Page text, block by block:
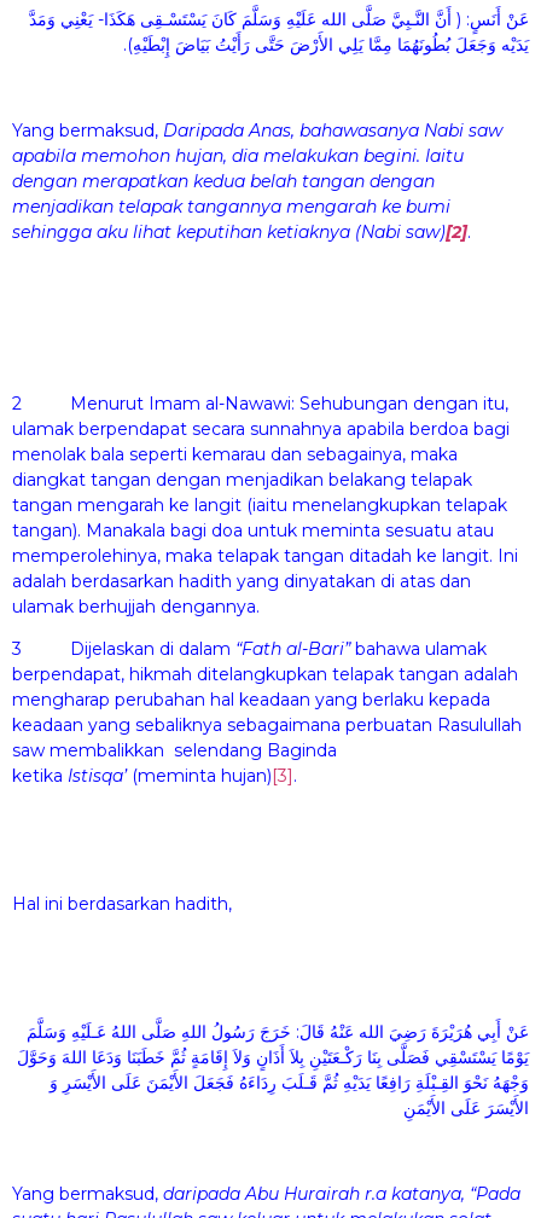
عَنْ أَنَسٍ: ( أَنَّ النَّـبِيَّ صَلَّى الله عَلَيْهِ وَسَلَّمَ كَانَ يَسْتَسْـقِى هَكَذَا- يَعْنِي وَمَدَّ
يَدَيْه وَجَعَلَ بُطُونَهُمَا مِمَّا يَلِي الأَرْضَ حَتَّى رَأَيْتُ بَيَاضَ إِبْطَيْهِ).
Yang bermaksud, Daripada Anas, bahawasanya Nabi saw
apabila memohon hujan, dia melakukan begini. Iaitu
dengan merapatkan kedua belah tangan dengan
menjadikan telapak tangannya mengarah ke bumi
sehingga aku lihat keputihan ketiaknya (Nabi saw)[2].
2 Menurut Imam al-Nawawi: Sehubungan dengan itu,
ulamak berpendapat secara sunnahnya apabila berdoa bagi
menolak bala seperti kemarau dan sebagainya, maka
diangkat tangan dengan menjadikan belakang telapak
tangan mengarah ke langit (iaitu menelangkupkan telapak
tangan). Manakala bagi doa untuk meminta sesuatu atau
memperolehinya, maka telapak tangan ditadah ke langit. Ini
adalah berdasarkan hadith yang dinyatakan di atas dan
ulamak berhujjah dengannya.
3 Dijelaskan di dalam “Fath al-Bari”bahawa ulamak
berpendapat, hikmah ditelangkupkan telapak tangan adalah
mengharap perubahan hal keadaan yang berlaku kepada
keadaan yang sebaliknya sebagaimana perbuatan Rasulullah
saw membalikkan selendang Baginda
ketika Istisqa’ (meminta hujan)[3].
Hal ini berdasarkan hadith,
عَنْ أَبِي هُرَيْرَةَ رَضِيَ الله عَنْهُ قَالَ: خَرَجَ رَسُولُ اللهِ صَلَّى اللهُ عَـلَيْهِ وَسَلَّمَ
يَوْمًا يَسْتَسْقِي فَصَلَّى بِنَا رَكْـعَتَيْنِ بِلاَ أَذَانٍ وَلاَ إِقَامَةٍ ثُمَّ خَطَبَنَا وَدَعَا اللهَ وَحَوَّلَ
وَجْهَهُ نَحْوَ القِـبْلَةِ رَافِعًا يَدَيْهِ ثُمَّ قَـلَبَ رِدَاءَهُ فَجَعَلَ الأَيْمَنَ عَلَى الأَيْسَرِ وَ
الأَيْسَرَ عَلَى الأَيْمَنِ
Yang bermaksud, daripada Abu Hurairah r.a katanya, “Pada